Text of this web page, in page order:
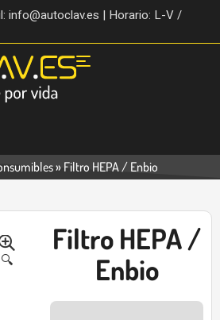
info@autoclav.es | Horario: L-V /
» Filtro HEPA / Enbio
🔍
Filtro HEPA /
Enbio